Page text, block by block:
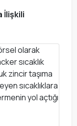
İlişkili
olarak
sıcaklık
zincir taşıma
sıcaklıklara
yol açtığı